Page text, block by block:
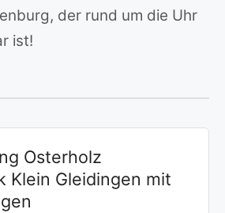
der rund um die Uhr
ist!
Osterholz
Klein Gleidingen mit